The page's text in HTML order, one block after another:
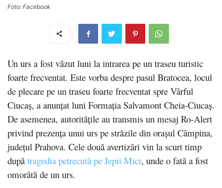
Foto: Facebook
Un urs a fost văzut luni la intrarea pe un traseu turistic
foarte frecventat. Este vorba despre pasul Bratocea, locul
de plecare pe un traseu foarte frecventat spre Vârful
Ciucaş, a anunţat luni Formaţia Salvamont Cheia-Ciucaş.
De asemenea, autoritățile au transmis un mesaj Ro-Alert
privind prezența unui urs pe străzile din orașul Câmpina,
județul Prahova. Cele două avertizări vin la scurt timp
după tragedia petrecută pe Jepii Mici, unde o fată a fost
omorâtă de un urs.